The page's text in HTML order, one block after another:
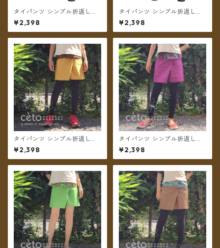
タイパンツ シンプル折返しプ
リント ショート丈（ブラウン
2）【メール便送料無料】
¥2,398
タイパンツ シンプル折返しプ
リント ショート丈（オリーブ
グリーン2）【メール便送料無
料】
¥2,398
タイパンツ シンプル折返しプ
リント ショート丈（マスター
ド2）【メール便送料無料】
¥2,398
タイパンツ シンプル折返しプ
リント ショート丈（グレー
プ）【メール便送料無料】
¥2,398